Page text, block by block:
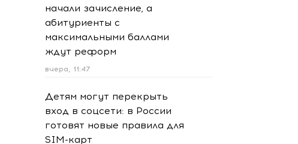
начали зачисление, а
абитуриенты с
максимальными баллами
ждут реформ
вчера, 11:47
Детям могут перекрыть
вход в соцсети: в России
готовят новые правила для
SIM-карт